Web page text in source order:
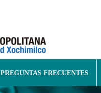
PREGUNTAS FRECUENTES